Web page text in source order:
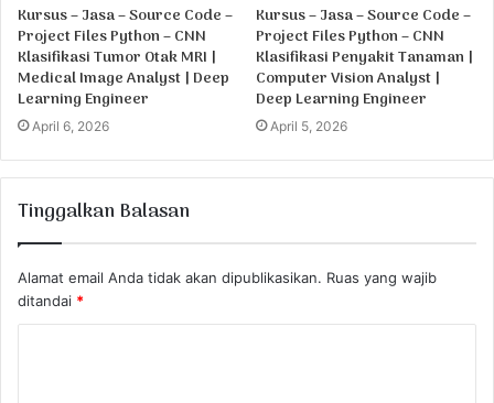
Kursus – Jasa – Source Code –
Project Files Python – CNN
Klasifikasi Tumor Otak MRI |
Medical Image Analyst | Deep
Learning Engineer
April 6, 2026
Kursus – Jasa – Source Code –
Project Files Python – CNN
Klasifikasi Penyakit Tanaman |
Computer Vision Analyst |
Deep Learning Engineer
April 5, 2026
Tinggalkan Balasan
Alamat email Anda tidak akan dipublikasikan. Ruas yang wajib
ditandai *